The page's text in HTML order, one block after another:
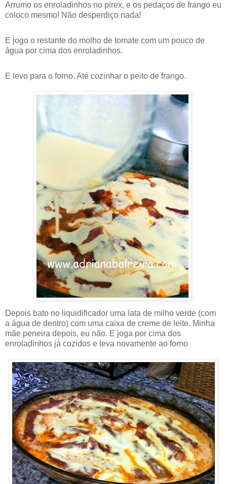
Arrumo os enroladinhos no pirex, e os pedaços de frango eu
coloco mesmo! Não desperdiço nada!
E jogo o restante do molho de tomate com um pouco de
água por cima dos enroladinhos.
E levo para o forno. Até cozinhar o peito de frango.
Depois bato no liquidificador uma lata de milho verde (com
a água de dentro) com uma caixa de creme de leite. Minha
mãe peneira depois, eu não. E joga por cima dos
enroladinhos já cozidos e leva novamente ao forno